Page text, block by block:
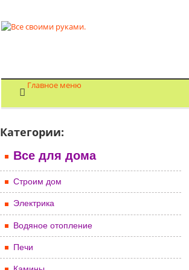
Главное меню
Категории:
Все для дома
Строим дом
Электрика
Водяное отопление
Печи